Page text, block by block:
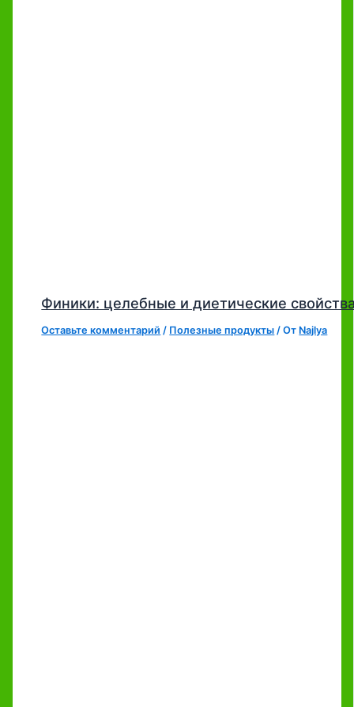
Финики: целебные и диетические
Оставьте комментарий / Полезные продукты / От Najlya